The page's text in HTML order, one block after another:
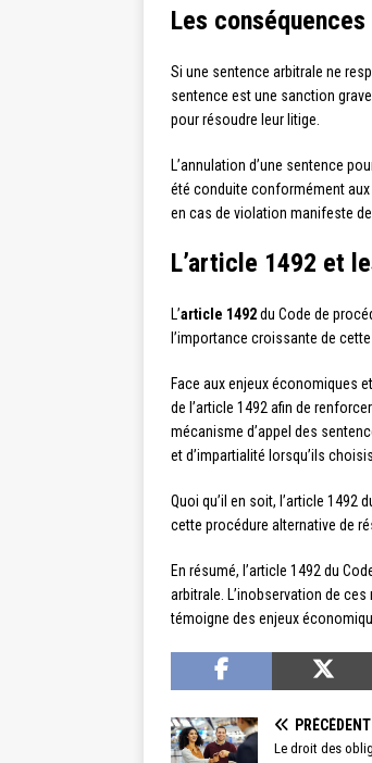
Les
Si une sentence arbitrale ne
sentence est une sanction
pour résoudre leur litige.
L’annulation d’une sentence
été conduite conformément
en cas de violation manifeste
L’article 1492 et
L’article 1492du Code de
l’importance croissante de
Face aux enjeux économiques
de l’article 1492 afin de
mécanisme d’appel des
et d’impartialité lorsqu’ils
Quoi qu’il en soit, l’article 1492
cette procédure alternative de
En résumé, l’article 1492 du
arbitrale. L’inobservation de
témoigne des enjeux
PRÉCÉDENT
Le droit des